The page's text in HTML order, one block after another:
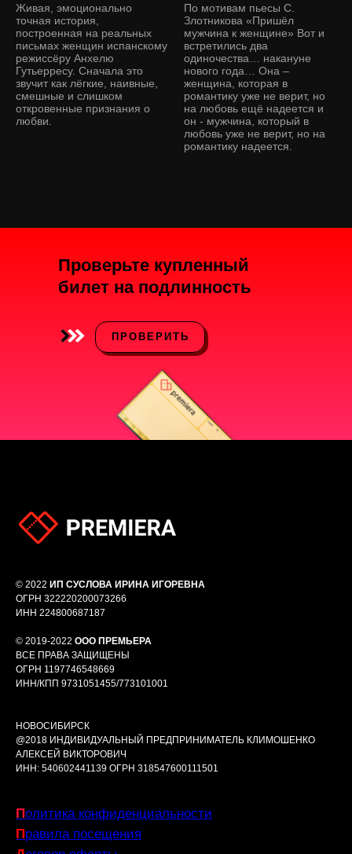
Живая, эмоционально
точная история,
построенная на реальных
письмах женщин испанскому
режиссёру Анхелю
Гутьерресу. Сначала это
звучит как лёгкие, наивные,
смешные и слишком
откровенные признания о
любви.
По мотивам пьесы С.
Злотникова «Пришёл
мужчина к женщине» Вот и
встретились два
одиночества… накануне
нового года… Она –
женщина, которая в
романтику уже не верит, но
на любовь ещё надеется и
он - мужчина, который в
любовь уже не верит, но на
романтику надеется.
Проверьте купленный
билет на подлинность
ПРОВЕРИТЬ
© 2022 ИП СУСЛОВА ИРИНА ИГОРЕВНА
ОГРН 322220200073266
ИНН 224800687187
© 2019-2022 ООО ПРЕМЬЕРА
ВСЕ ПРАВА ЗАЩИЩЕНЫ
ОГРН 1197746548669
ИНН/КПП 9731051455/773101001
НОВОСИБИРСК
@2018 ИНДИВИДУАЛЬНЫЙ ПРЕДПРИНИМАТЕЛЬ КЛИМОШЕНКО
АЛЕКСЕЙ ВИКТОРОВИЧ
ИНН: 540602441139 ОГРН 318547600111501
Политика конфиденциальности
Правила посещения